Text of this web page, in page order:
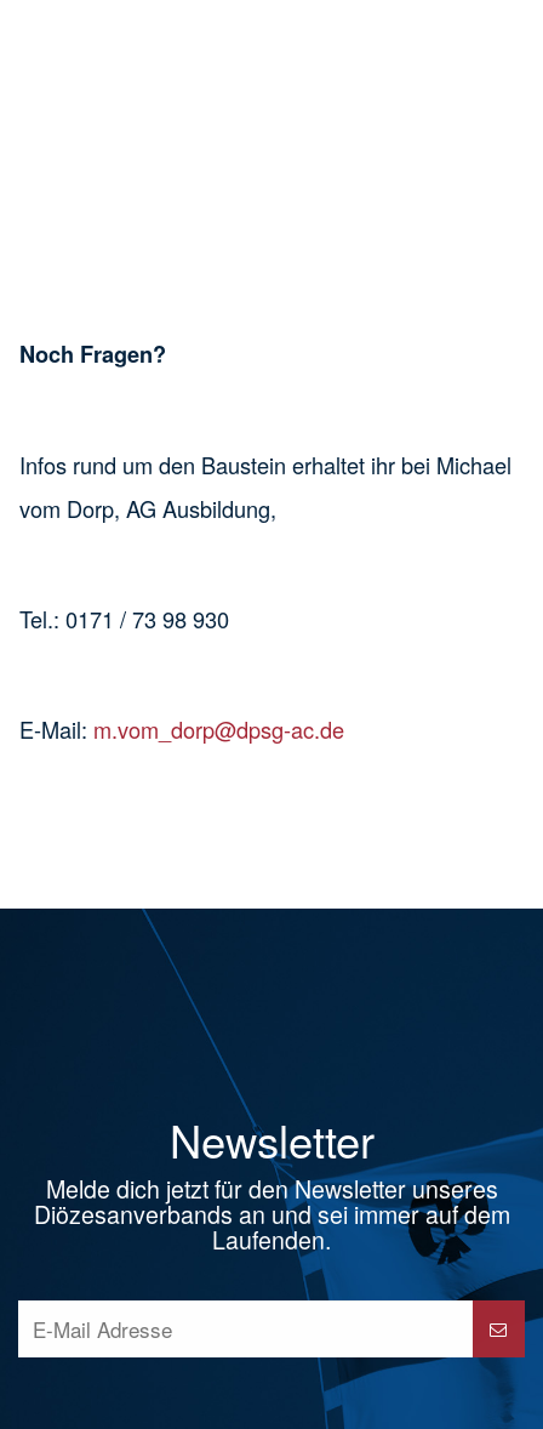
Noch Fragen?
Infos rund um den Baustein erhaltet ihr bei Michael
vom Dorp, AG Ausbildung,
Tel.: 0171 / 73 98 930
E-Mail: m.vom_dorp@dpsg-ac.de
Newsletter
Melde dich jetzt für den Newsletter unseres
Diözesanverbands an und sei immer auf dem
Laufenden.